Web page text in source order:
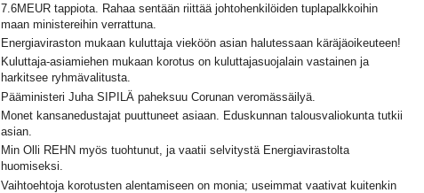
7.6MEUR tappiota. Rahaa sentään riittää johtohenkilöiden tuplapalkkoihin
maan ministereihin verrattuna.
Energiaviraston mukaan kuluttaja vieköön asian halutessaan käräjäoikeuteen!
Kuluttaja-asiamiehen mukaan korotus on kuluttajasuojalain vastainen ja
harkitsee ryhmävalitusta.
Pääministeri Juha SIPILÄ paheksuu Corunan veromässäilyä.
Monet kansanedustajat puuttuneet asiaan. Eduskunnan talousvaliokunta tutkii
asian.
Min Olli REHN myös tuohtunut, ja vaatii selvitystä Energiavirastolta
huomiseksi.
Vaihtoehtoja korotusten alentamiseen on monia; useimmat vaativat kuitenkin